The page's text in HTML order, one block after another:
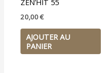
20,00€
AJOUTER AU
PANIER